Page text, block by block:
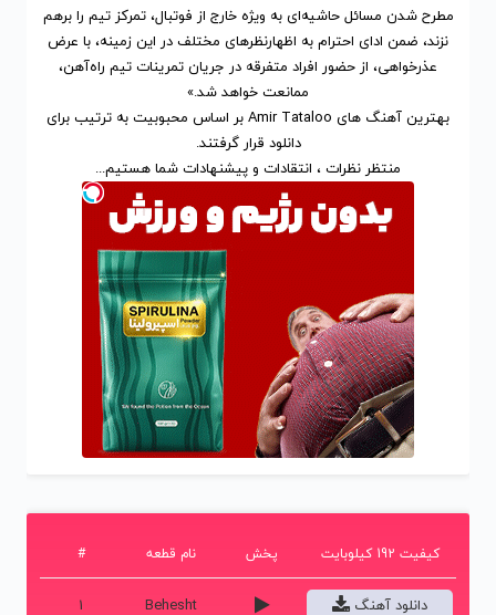
مطرح شدن مسائل حاشیه‌ای به ویژه خارج از فوتبال، تمرکز تیم را برهم
نزند، ضمن ادای احترام به اظهارنظرهای مختلف در این زمینه، با عرض
عذرخواهی، از حضور افراد متفرقه در جریان تمرینات تیم راه‌آهن،
ممانعت خواهد شد.»
بهترین آهنگ های Amir Tataloo
بر اساس محبوبیتبه ترتیب برای
دانلود قرار گرفتند.
منتظر نظرات ، انتقادات و پیشنهادات شما هستیم...
# نام قطعه پخش کیفیت 192 کیلوبایت
1 Behesht دانلود آهنگ